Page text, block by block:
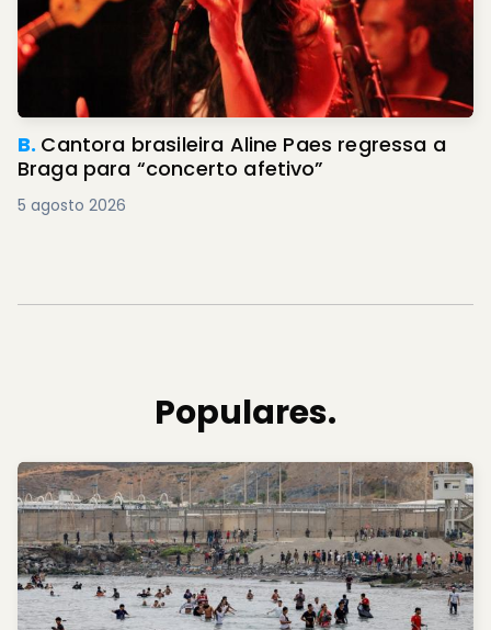
B. Cantora brasileira Aline Paes regressa a
Braga para “concerto afetivo”
5 agosto 2026
Populares.